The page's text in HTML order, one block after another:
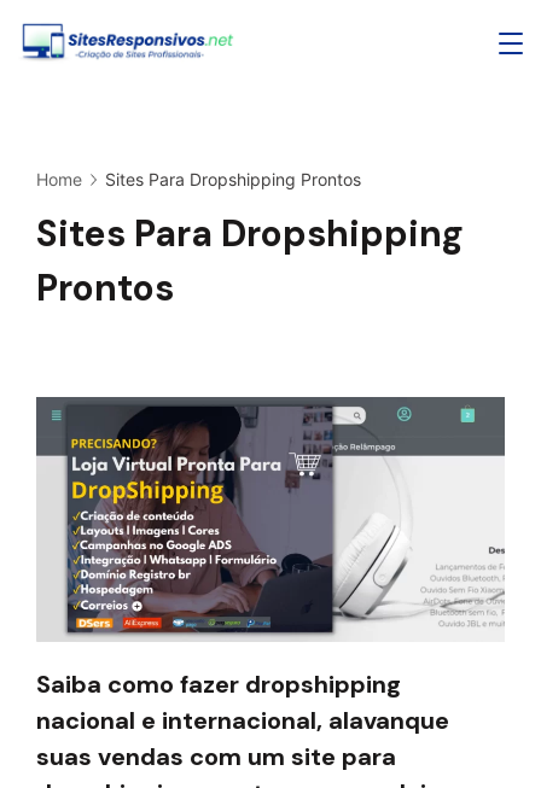
Skip
Home Sites Para Dropshipping Prontos
Sites Para Dropshipping
Prontos
Saiba como fazer dropshipping
nacional e internacional, alavanque
suas vendas com um site para